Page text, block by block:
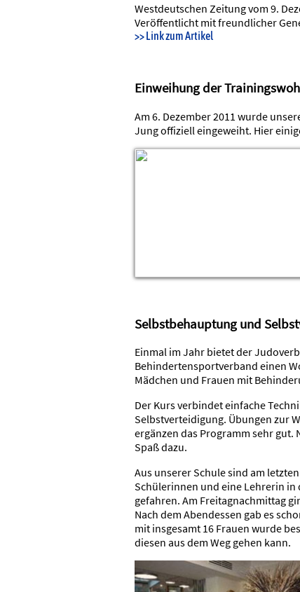
Westdeutschen Zeitung vom 9.
Veröffentlicht mit freundlicher
>> Link zum Artikel
Einweihung der
Am 6. Dezember 2011 wurde
Jung offiziell eingeweiht. Hier
Selbstbehauptung und
Einmal im Jahr bietet der
Behindertensportverband einen
Mädchen und Frauen mit
Der Kurs verbindet einfache
Selbstverteidigung. Übungen zur
ergänzen das Programm sehr gut.
Spaß dazu.
Aus unserer Schule sind am
Schülerinnen und eine Lehrerin
gefahren. Am Freitagnachmittag
Nach dem Abendessen gab es
mit insgesamt 16 Frauen wurde
diesen aus dem Weg gehen kann.